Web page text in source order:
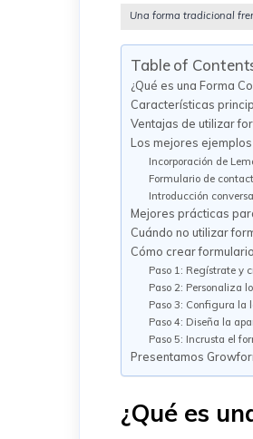
Una forma tradicional
Table of
¿Qué es una Forma
Características
Ventajas de utilizar
Los mejores
Incorporación de
Formulario de
Introducción
Mejores prácticas
Cuándo no utilizar
Cómo crear
Paso 1: Regístrate y
Paso 2: Personaliza
Paso 3: Configura la
Paso 4: Diseña la
Paso 5: Incrusta el
Presentamos
¿Qué es